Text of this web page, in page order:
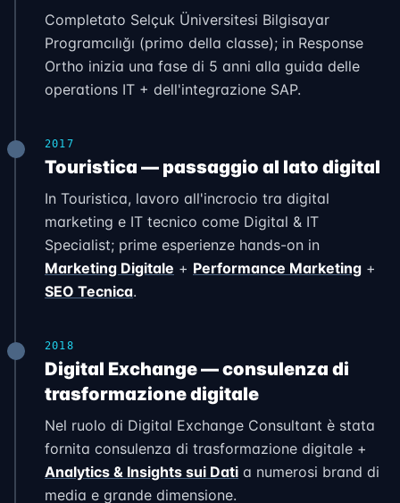
Completato Selçuk Üniversitesi Bilgisayar
Programcılığı (primo della classe); in Response
Ortho inizia una fase di 5 anni alla guida delle
operations IT + dell'integrazione SAP.
2017
Touristica — passaggio al lato digital
In Touristica, lavoro all'incrocio tra digital
marketing e IT tecnico come Digital & IT
Specialist; prime esperienze hands-on in
Marketing Digitale + Performance Marketing +
SEO Tecnica.
2018
Digital Exchange — consulenza di
trasformazione digitale
Nel ruolo di Digital Exchange Consultant è stata
fornita consulenza di trasformazione digitale +
Analytics & Insights sui Dati a numerosi brand di
media e grande dimensione.